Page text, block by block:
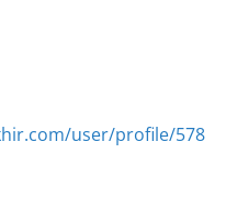
user/profile/578